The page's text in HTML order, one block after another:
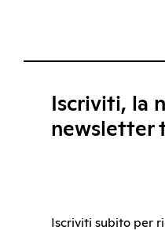
Iscriviti, la
newsletter
Iscriviti subito per